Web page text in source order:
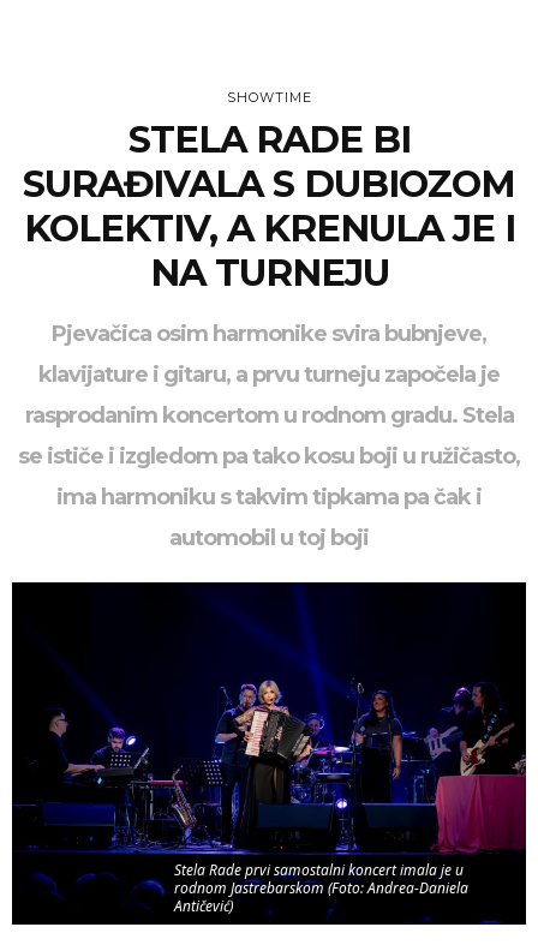
SHOWTIME
STELA RADE BI
SURAĐIVALA S DUBIOZOM
KOLEKTIV, A KRENULA JE I
NA TURNEJU
Pjevačica osim harmonike svira bubnjeve,
klavijature i gitaru, a prvu turneju započela je
rasprodanim koncertom u rodnom gradu. Stela
se ističe i izgledom pa tako kosu boji u ružičasto,
ima harmoniku s takvim tipkama pa čak i
automobil u toj boji
Stela Rade prvi samostalni koncert imala je u
rodnom Jastrebarskom (Foto: Andrea-Daniela
Antičević)